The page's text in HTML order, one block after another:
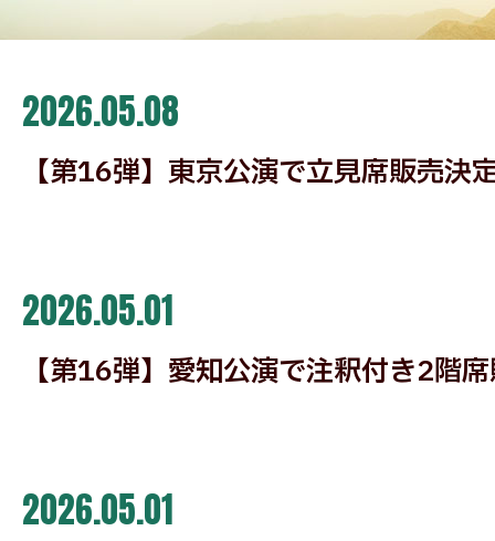
2026.05.08
【第16弾】東京公演で立見席販売決
2026.05.01
【第16弾】愛知公演で注釈付き2階
2026.05.01